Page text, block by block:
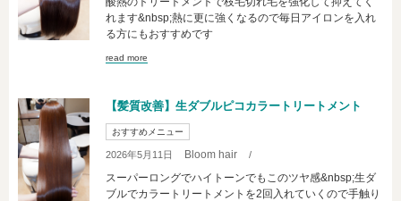
れます&nbsp;熱に更に強くなるので毎日アイロンを入れ
る方にもおすすめです
read more
【髪質改善】生ダブルピコカラートリートメント
おすすめメニュー
2026年5月11日 Bloom hair /
スーパーロングでハイトーンでもこのツヤ感&nbsp;生ダ
ブルでカラートリートメントを2回入れていくので手触り